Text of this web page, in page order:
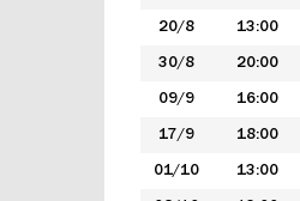
20/8 13:00
30/8 20:00
09/9 16:00
17/9 18:00
01/10 13:00